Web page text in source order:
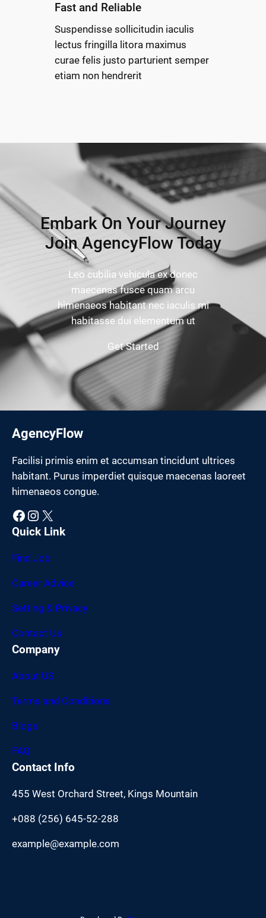
Fast and Reliable
Suspendisse sollicitudin iaculis
lectus fringilla litora maximus
curae felis justo parturient semper
etiam non hendrerit
Embark On Your Journey
Join AgencyFlow Today
Leo cubilia vehicula ex donec
maecenas fusce quam arcu
himenaeos habitant nec iaculis mi
habitasse dui elementum ut
Get Started
AgencyFlow
Facilisi primis enim et accumsan tincidunt ultrices
habitant. Purus imperdiet quisque maecenas laoreet
himenaeos congue.
Facebook Instagram X
Quick Link
Find Job
Career Advice
Setting & Privacy
Contact Us
Company
About US
Terms and Conditions
Blogs
FAQ
Contact Info
455 West Orchard Street, Kings Mountain
+088 (256) 645-52-288
example@example.com